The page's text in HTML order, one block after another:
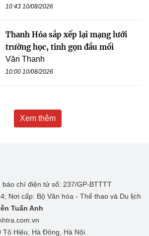
10:43 10/08/2026
Thanh Hóa sắp xếp lại mạng lưới
trường học, tinh gọn đầu mối
Văn Thanh
10:00 10/08/2026
Xem thêm
báo chí điện tử số: 237/GP-BTTTT
Nơi cấp: Bộ Văn hóa - Thể thao và Du lịch
Tuấn Anh
Hiệu, Hà Đông, Hà Nội.